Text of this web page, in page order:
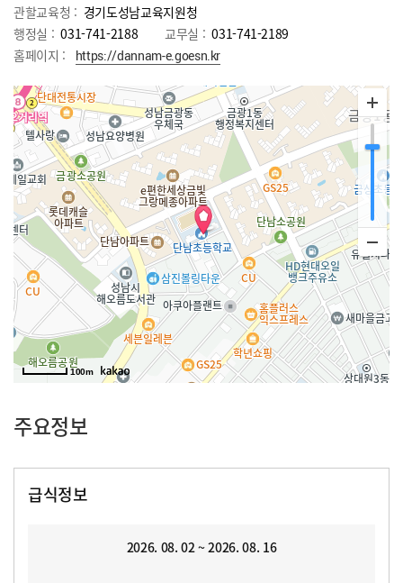
관할교육청 : 경기도성남교육지원청
행정실 : 031-741-2188 교무실 : 031-741-2189
홈페이지 :
https://dannam-e.goesn.kr
100m
주요정보
급식정보
2026. 08. 02 ~ 2026. 08. 16